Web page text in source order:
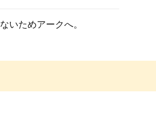
いためアークへ。